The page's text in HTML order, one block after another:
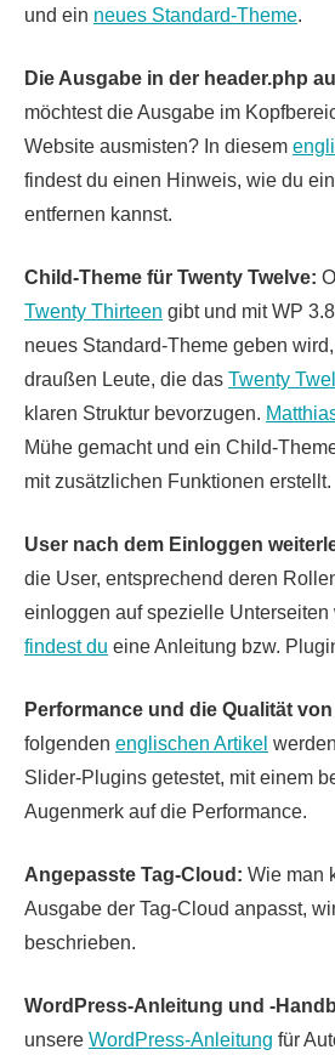
und ein neues Standard-Theme.
Die Ausgabe in der header.php
möchtest die Ausgabe im
Website ausmisten? In diesem
findest du einen Hinweis, wie du
entfernen kannst.
Child-Theme für Twenty Twelve:
Twenty Thirteen gibt und mit WP
neues Standard-Theme geben
draußen Leute, die das Twenty
klaren Struktur bevorzugen.
Mühe gemacht und ein Child-
mit zusätzlichen Funktionen erstellt.
User nach dem Einloggen
die User, entsprechend deren
einloggen auf spezielle Unterseiten
findest du eine Anleitung bzw.
Performance und die Qualität
folgenden englischen Artikel
Slider-Plugins getestet, mit einem
Augenmerk auf die Performance.
Angepasste Tag-Cloud: Wie man
Ausgabe der Tag-Cloud anpasst,
beschrieben.
WordPress-Anleitung und -
unsere WordPress-Anleitung für